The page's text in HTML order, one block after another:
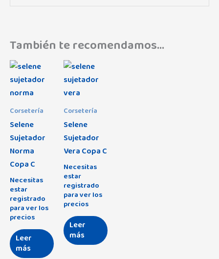
También te recomendamos…
Corsetería
Selene
Sujetador
Norma
Copa C
Necesitas
estar
registrado
para ver los
precios
Leer
más
Corsetería
Selene
Sujetador
Vera Copa C
Necesitas
estar
registrado
para ver los
precios
Leer
más